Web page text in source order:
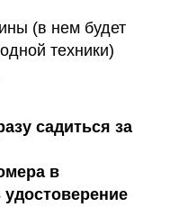
(в нем будет
техники)
садиться за
в
удостоверение